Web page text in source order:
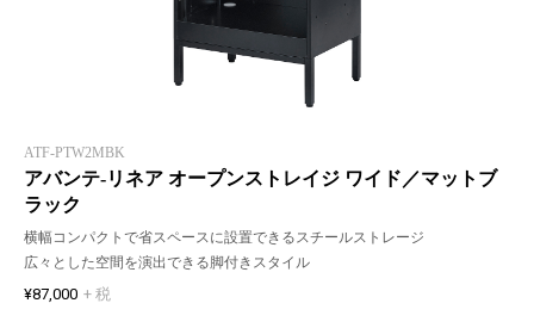
ATF-PTW2MBK
アバンテ-リネア オープンストレイジ ワイド／マットブ
ラック
横幅コンパクトで省スペースに設置できるスチールストレージ
広々とした空間を演出できる脚付きスタイル
¥87,000 + 税